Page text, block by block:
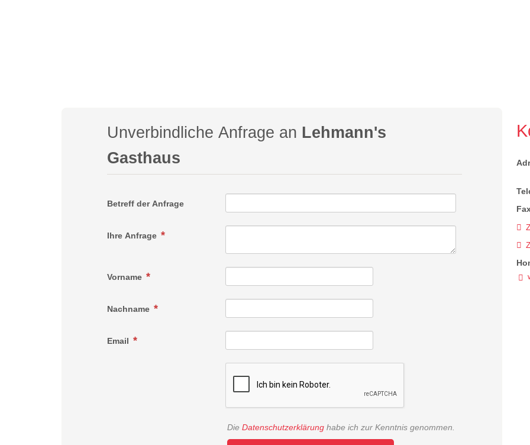
Unverbindliche Anfrage an Lehmann's
Gasthaus
Betreff der Anfrage
Ihre Anfrage
Vorname
Nachname
Email
DieDatenschutzerklärung habe ich zur Kenntnis genommen.